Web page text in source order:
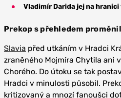
Vladimír Darida jej na
Prekop s přehledem
Slavia před utkáním v Hradci
zraněného Mojmíra Chytila ani
Chorého. Do útoku se tak
Hradci v minulosti působil.
kritizovaný a mnozí fanoušci